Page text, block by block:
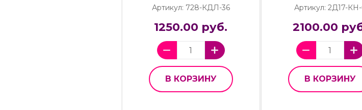
Артикул: 728-КДЛ-36
1250.00 руб.
В КОРЗИНУ
Артикул: 2Д17-
2100.00
В КОРЗИНУ